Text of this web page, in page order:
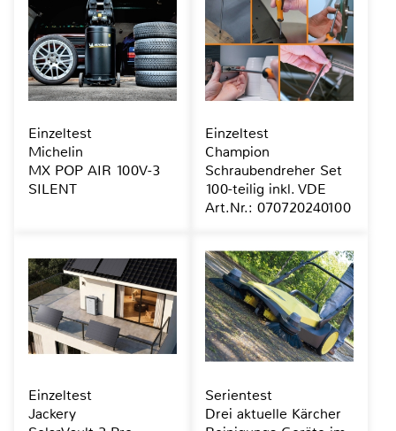
Einzeltest
Michelin
MX POP AIR 100V-3
SILENT
Einzeltest
Champion
Schraubendreher Set
100-teilig inkl. VDE
Art.Nr.: 070720240100
Einzeltest
Jackery
Serientest
Drei aktuelle Kärcher